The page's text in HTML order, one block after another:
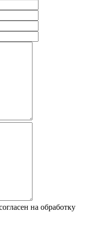
на обработку